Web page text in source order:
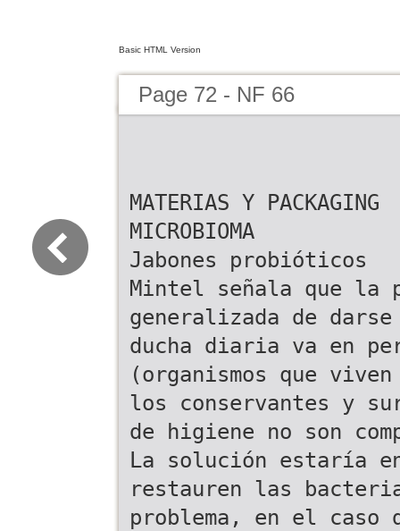
Basic HTML Version
Page 72 - NF 66
MATERIAS Y PACKAGING
MICROBIOMA
Jabones probióticos
Mintel señala que la
generalizada de darse
ducha diaria va en
(organismos que
los conservantes y
de higiene no son
La solución estaría
restauren las
problema, en el caso